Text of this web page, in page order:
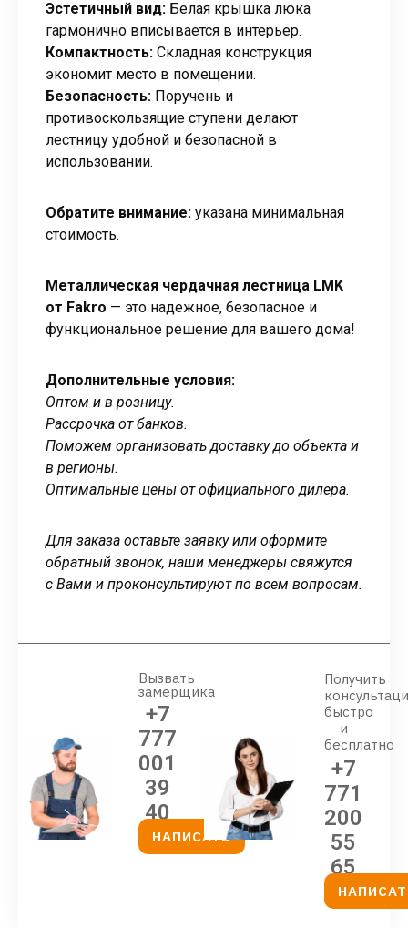
Эстетичный вид: Белая крышка люка
гармонично вписывается в интерьер.
Компактность: Складная конструкция
экономит место в помещении.
Безопасность: Поручень и
противоскользящие ступени делают
лестницу удобной и безопасной в
использовании.
Обратите внимание: указана минимальная
стоимость.
Металлическая чердачная лестница LMK
от Fakro — это надежное, безопасное и
функциональное решение для вашего дома!
Дополнительные условия:
Оптом и в розницу.
Рассрочка от банков.
Поможем организовать доставку до объекта и
в регионы.
Оптимальные цены от официального дилера.
Для заказа оставьте заявку или оформите
обратный звонок, наши менеджеры свяжутся
с Вами и проконсультируют по всем вопросам.
Вызвать
замерщика
+7
777
001
39
40
НАПИСАТЬ
Получить
быстро
и
бесплатно
+7
771
200
55
65